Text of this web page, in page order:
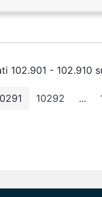
102.901 - 102.910
Pagina Pagina
10292 ...